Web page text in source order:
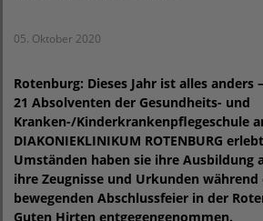
05. Oktober 2020
Rotenburg: Dieses Jahr ist alles anders
21 Absolventen der Gesundheits- und
Kranken-/Kinderkrankenpflegeschule
DIAKONIEKLINIKUM ROTENBURG
Umständen haben sie ihre Ausbildung
ihre Zeugnisse und Urkunden
bewegenden Abschlussfeier in der
Guten Hirten entgegengenommen.